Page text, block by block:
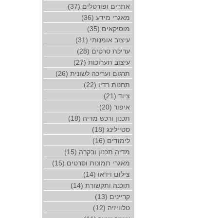
אתרים ופורטלים (37)
מאגרי מידע (36)
מוסיקאים (35)
עיצוב אומנותי (31)
עריכת סרטים (28)
עיצוב תערוכות (27)
תרגום ועריכה לשונית (26)
תחנות רדיו (22)
ציוד (21)
איפור (20)
תכנון ורכש מדיה (18)
סטיילינג (18)
לימודים (16)
מדיה תכנון ובקרה (15)
מאגרי תמונות וסרטים (15)
צילום וידאו (14)
תוכנה ותקשורת (14)
קריינים (13)
טלוויזיה (12)